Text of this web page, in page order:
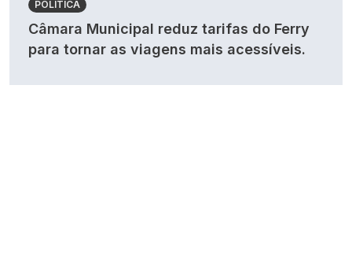
POLÍTICA
Câmara Municipal reduz tarifas do Ferry
para tornar as viagens mais acessíveis.